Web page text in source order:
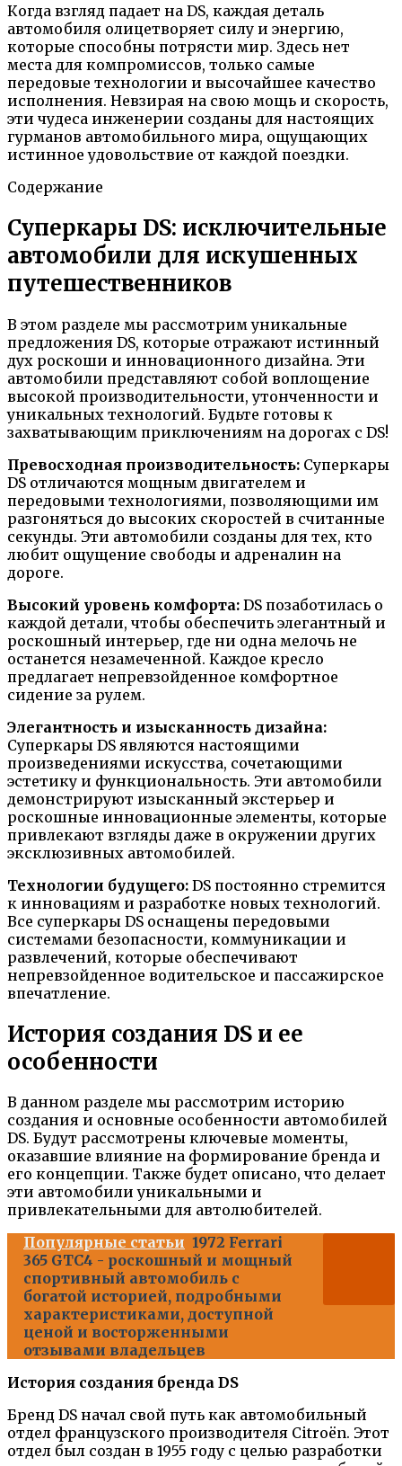
Когда взгляд падает на DS, каждая деталь
автомобиля олицетворяет силу и энергию,
которые способны потрясти мир. Здесь нет
места для компромиссов, только самые
передовые технологии и высочайшее качество
исполнения. Невзирая на свою мощь и скорость,
эти чудеса инженерии созданы для настоящих
гурманов автомобильного мира, ощущающих
истинное удовольствие от каждой поездки.
Содержание
Суперкары DS: исключительные
автомобили для искушенных
путешественников
В этом разделе мы рассмотрим уникальные
предложения DS, которые отражают истинный
дух роскоши и инновационного дизайна. Эти
автомобили представляют собой воплощение
высокой производительности, утонченности и
уникальных технологий. Будьте готовы к
захватывающим приключениям на дорогах с DS!
Превосходная производительность: Суперкары
DS отличаются мощным двигателем и
передовыми технологиями, позволяющими им
разгоняться до высоких скоростей в считанные
секунды. Эти автомобили созданы для тех, кто
любит ощущение свободы и адреналин на
дороге.
Высокий уровень комфорта: DS позаботилась о
каждой детали, чтобы обеспечить элегантный и
роскошный интерьер, где ни одна мелочь не
останется незамеченной. Каждое кресло
предлагает непревзойденное комфортное
сидение за рулем.
Элегантность и изысканность дизайна:
Суперкары DS являются настоящими
произведениями искусства, сочетающими
эстетику и функциональность. Эти автомобили
демонстрируют изысканный экстерьер и
роскошные инновационные элементы, которые
привлекают взгляды даже в окружении других
эксклюзивных автомобилей.
Технологии будущего: DS постоянно стремится
к инновациям и разработке новых технологий.
Все суперкары DS оснащены передовыми
системами безопасности, коммуникации и
развлечений, которые обеспечивают
непревзойденное водительское и пассажирское
впечатление.
История создания DS и ее
особенности
В данном разделе мы рассмотрим историю
создания и основные особенности автомобилей
DS. Будут рассмотрены ключевые моменты,
оказавшие влияние на формирование бренда и
его концепции. Также будет описано, что делает
эти автомобили уникальными и
привлекательными для автолюбителей.
Популярные статьи 1972 Ferrari
365 GTC4 - роскошный и мощный
спортивный автомобиль с
богатой историей, подробными
характеристиками, доступной
ценой и восторженными
отзывами владельцев
История создания бренда DS
Бренд DS начал свой путь как автомобильный
отдел французского производителя Citroën. Этот
отдел был создан в 1955 году с целью разработки